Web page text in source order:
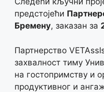
предстојећи
Бремену, заказан за
Партнерство
захвалност тиму
на гостопримству и
продуктивног и